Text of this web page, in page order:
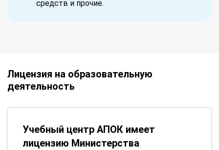
средств и прочие.
Лицензия на образовательную
деятельность
Учебный центр АПОК имеет
лицензию Министерства